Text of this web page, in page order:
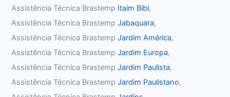
Assistência Técnica Brastemp Itaim Bibi,
Assistência Técnica BrastempJabaquara,
Assistência Técnica BrastempJardim América,
Assistência Técnica BrastempJardim Europa,
Assistência Técnica BrastempJardim Paulista,
Assistência Técnica BrastempJardim Paulistano,